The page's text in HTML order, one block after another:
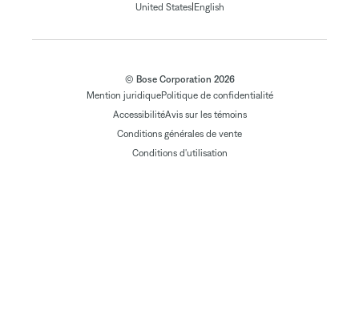
United States| English
© Bose Corporation 2026
Mention juridiquePolitique de confidentialité
AccessibilitéAvis sur les témoins
Conditions générales de vente
Conditions d'utilisation